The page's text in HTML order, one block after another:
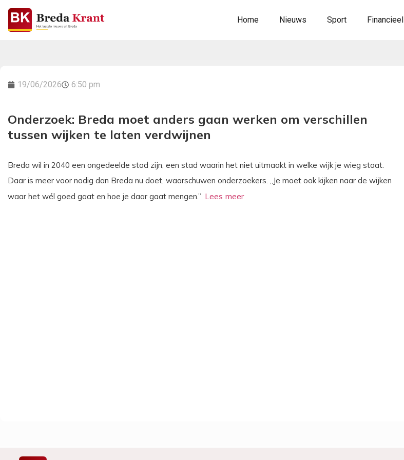
Home Nieuws Sport Financieel
19/06/2026 6:50 pm
Onderzoek: Breda moet anders gaan werken om verschillen
tussen wijken te laten verdwijnen
Breda wil in 2040 een ongedeelde stad zijn, een stad waarin het niet uitmaakt in welke wijk je wieg staat.
Daar is meer voor nodig dan Breda nu doet, waarschuwen onderzoekers. „Je moet ook kijken naar de wijken
waar het wél goed gaat en hoe je daar gaat mengen.”